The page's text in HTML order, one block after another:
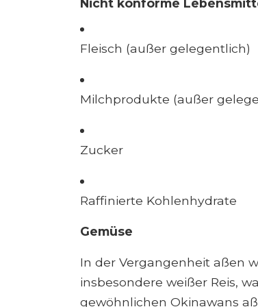
Nicht konforme
Fleisch (außer gelegentlich)
Milchprodukte (außer
Zucker
Raffinierte Kohlenhydrate
Gemüse
In der Vergangenheit aßen
insbesondere weißer Reis,
gewöhnlichen Okinawans